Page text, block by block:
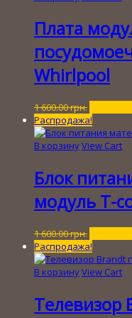
Плата
Whirlpool
1 600.00грн.
цена
1
Распродажа!
В корзинуView Cart
Блок
модуль T-
1 600.00грн.
цена
1
Распродажа!
В корзинуView Cart
Телевизор